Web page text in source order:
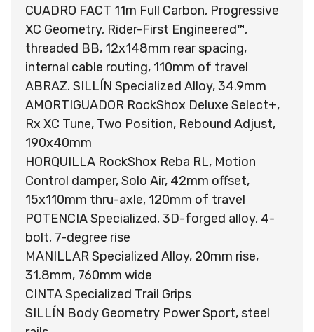
CUADRO FACT 11m Full Carbon, Progressive
XC Geometry, Rider-First Engineered™,
threaded BB, 12x148mm rear spacing,
internal cable routing, 110mm of travel
ABRAZ. SILLÍN Specialized Alloy, 34.9mm
AMORTIGUADOR RockShox Deluxe Select+,
Rx XC Tune, Two Position, Rebound Adjust,
190x40mm
HORQUILLA RockShox Reba RL, Motion
Control damper, Solo Air, 42mm offset,
15x110mm thru-axle, 120mm of travel
POTENCIA Specialized, 3D-forged alloy, 4-
bolt, 7-degree rise
MANILLAR Specialized Alloy, 20mm rise,
31.8mm, 760mm wide
CINTA Specialized Trail Grips
SILLÍN Body Geometry Power Sport, steel